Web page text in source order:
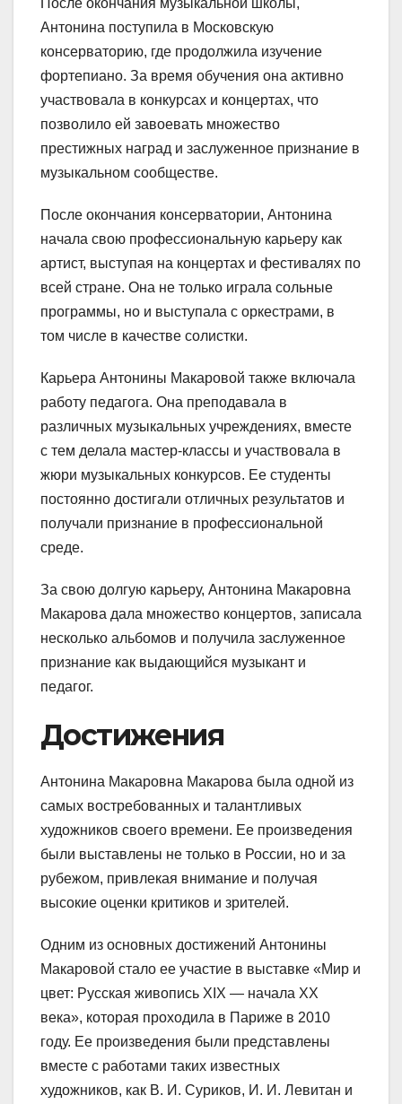
Антонина поступила в Московскую
консерваторию, где продолжила изучение
фортепиано. За время обучения она активно
участвовала в конкурсах и концертах, что
позволило ей завоевать множество
престижных наград и заслуженное признание в
музыкальном сообществе.
После окончания консерватории, Антонина
начала свою профессиональную карьеру как
артист, выступая на концертах и фестивалях по
всей стране. Она не только играла сольные
программы, но и выступала с оркестрами, в
том числе в качестве солистки.
Карьера Антонины Макаровой также включала
работу педагога. Она преподавала в
различных музыкальных учреждениях, вместе
с тем делала мастер-классы и участвовала в
жюри музыкальных конкурсов. Ее студенты
постоянно достигали отличных результатов и
получали признание в профессиональной
среде.
За свою долгую карьеру, Антонина Макаровна
Макарова дала множество концертов, записала
несколько альбомов и получила заслуженное
признание как выдающийся музыкант и
педагог.
Достижения
Антонина Макаровна Макарова была одной из
самых востребованных и талантливых
художников своего времени. Ее произведения
были выставлены не только в России, но и за
рубежом, привлекая внимание и получая
высокие оценки критиков и зрителей.
Одним из основных достижений Антонины
Макаровой стало ее участие в выставке «Мир и
цвет: Русская живопись XIX — начала XX
века», которая проходила в Париже в 2010
году. Ее произведения были представлены
вместе с работами таких известных
художников, как В. И. Суриков, И. И. Левитан и